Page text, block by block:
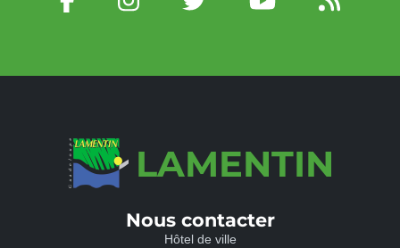
LAMENTIN
Nous contacter
Hôtel de ville